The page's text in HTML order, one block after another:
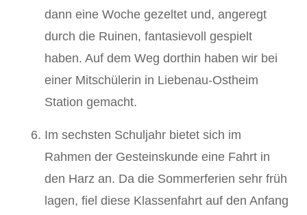
dann eine Woche gezeltet und, angeregt
durch die Ruinen, fantasievoll gespielt
haben. Auf dem Weg dorthin haben wir bei
einer Mitschülerin in Liebenau-Ostheim
Station gemacht.
Im sechsten Schuljahr bietet sich im
Rahmen der Gesteinskunde eine Fahrt in
den Harz an. Da die Sommerferien sehr früh
lagen, fiel diese Klassenfahrt auf den Anfang